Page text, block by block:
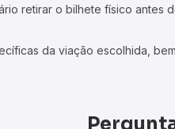
retirar o bilhete físico antes
da viação escolhida,